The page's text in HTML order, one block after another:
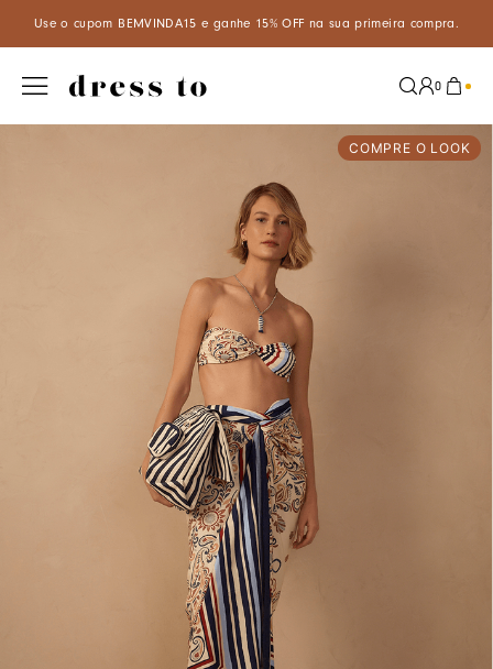
Aproveite um desconto especial de 5% ao pagar com PIX à vista!
0
COMPRE O LOOK